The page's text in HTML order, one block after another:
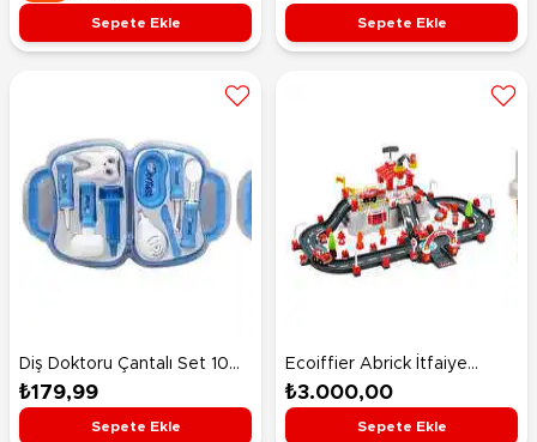
Sepete Ekle Sepete Ekle
Diş Doktoru Çantalı Set 10
Parça Mavi
₺179,99
Sepete Ekle
Ecoiffier Abrick İtfaiye
İstasyonu Oyun Seti
₺3.000,00
Sepete Ekle